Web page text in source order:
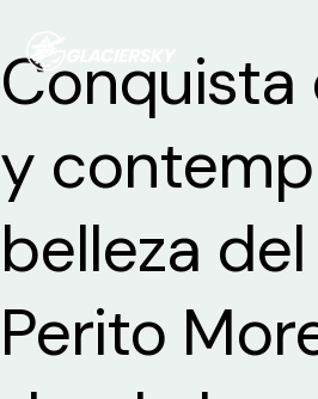
al
contenido
Conquista
y
belleza
Perito